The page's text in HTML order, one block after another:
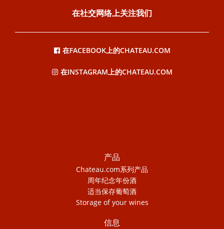
在社交网络上关注我们
在FACEBOOK上的CHATEAU.COM
在INSTAGRAM上的CHATEAU.COM
产品
Chateau.com系列产品
周年纪念年份酒
适当保存葡萄酒
Storage of your wines
信息